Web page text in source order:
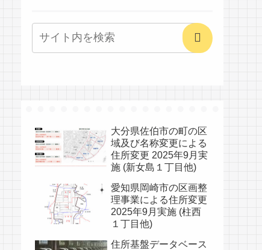
大分県佐伯市の町の区
域及び名称変更による
住所変更 2025年9月実
施 (新女島１丁目他)
愛知県岡崎市の区画整
理事業による住所変更
2025年9月実施 (柱西
１丁目他)
住所基盤データベース